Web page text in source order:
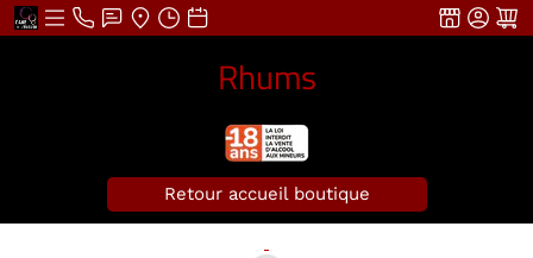
Rhums
Retour accueil boutique